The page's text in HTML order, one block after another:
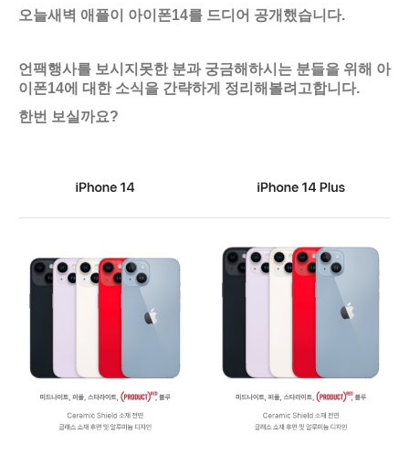
오늘새벽 애플이 아이폰14를 드디어 공개했습니다.
언팩행사를 보시지못한 분과 궁금해하시는 분들을 위해 아
이폰14에 대한 소식을 간략하게 정리해볼려고합니다.
한번 보실까요?